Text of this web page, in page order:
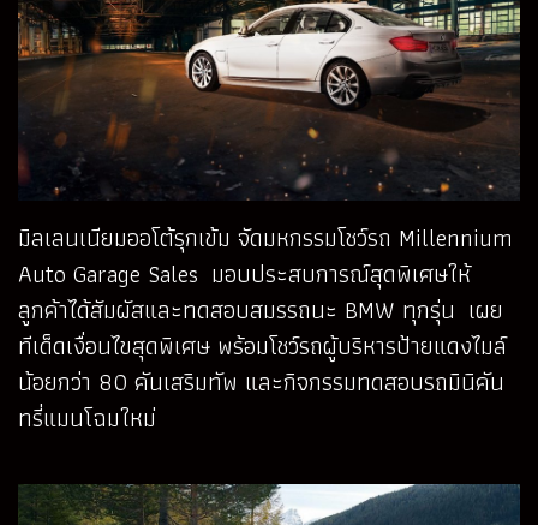
มิลเลนเนียมออโต้รุกเข้ม จัดมหกรรมโชว์รถ Millennium
Auto Garage Sales มอบประสบการณ์สุดพิเศษให้
ลูกค้าได้สัมผัสและทดสอบสมรรถนะ BMW ทุกรุ่น เผย
ทีเด็ดเงื่อนไขสุดพิเศษ พร้อมโชว์รถผู้บริหารป้ายแดงไมล์
น้อยกว่า 80 คันเสริมทัพ และกิจกรรมทดสอบรถมินิคัน
ทรี่แมนโฉมใหม่